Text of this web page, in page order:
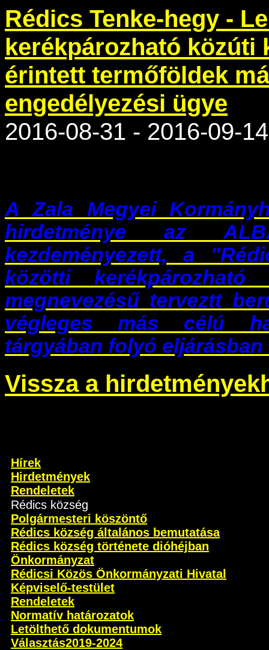
Rédics Tenke-hegy -
kerékpározható közúti
érintett termőföldek
engedélyezési ügye
2016-08-31 - 2016-09-14
A Zala Megyei
hirdetménye az
kezdeményezett, a
közötti
megnevezésű terveztt
végleges más célú
tárgyában folyó
Vissza a
Hírek
Hirdetmények
Rendeletek
Rédics község
Polgármesteri köszöntő
Rédics község általános bemutatása
Rédics község története dióhéjban
Önkormányzat
Rédicsi Közös Önkormányzati Hivatal
Képviselő-testület
Rendeletek
Normatív határozatok
Letölthető dokumentumok
Választás2019-2024